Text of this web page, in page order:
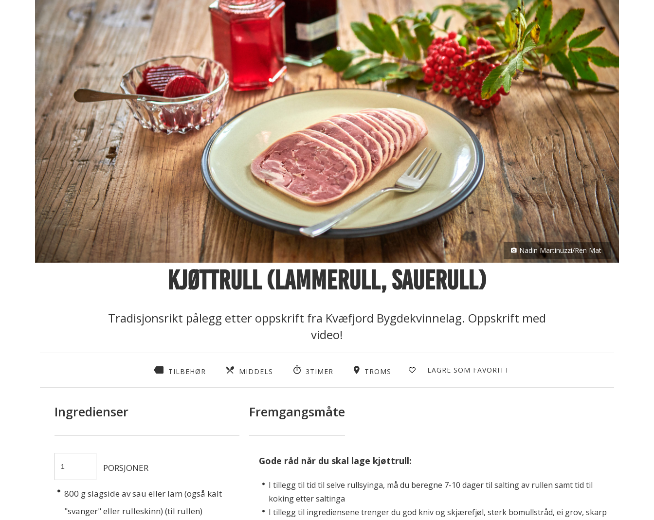
Nadin Martinuzzi/Ren Mat
Kjøttrull (lammerull, sauerull)
Tradisjonsrikt pålegg etter oppskrift fra Kvæfjord Bygdekvinnelag. Oppskrift med
video!
TILBEHØR MIDDELS 3TIMER TROMS LAGRE SOM FAVORITT
Ingredienser
PORSJONER
800 g slagside av sau eller lam (også kalt
"svanger" eller rulleskinn) (til rullen)
Fremgangsmåte
Gode råd når du skal lage kjøttrull:
I tillegg til tid til selve rullsyinga, må du beregne 7-10 dager til salting av rullen samt tid til
koking etter saltinga
I tillegg til ingrediensene trenger du god kniv og skjærefjøl, sterk bomullstråd, ei grov, skarp